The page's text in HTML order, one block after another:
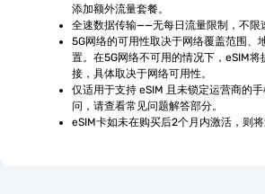
添加额外流量套餐。
全速数据传输——无每日流量限制，不限
5G网络的可用性取决于网络覆盖范围、
置。在5G网络不可用的情况下，eSIM将
接，具体取决于网络可用性。
仅适用于支持 eSIM 且未锁定运营商的
问，请查看常见问题解答部分。
eSIM卡如未在购买后2个月内激活，则将